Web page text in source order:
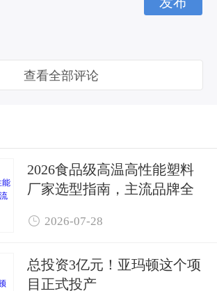
查看全部评论
2026食品级高温高性能塑料
厂家选型指南，主流品牌全
 2026-07-28
总投资3亿元！亚玛顿这个项
目正式投产